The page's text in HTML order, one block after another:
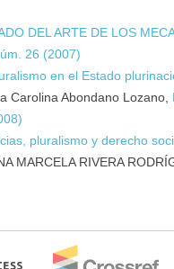
DEL ARTE DE LOS
26 (2007)
en el Estado
Carolina Abondano Lozano,
pluralismo y derecho
MARCELA RIVERA